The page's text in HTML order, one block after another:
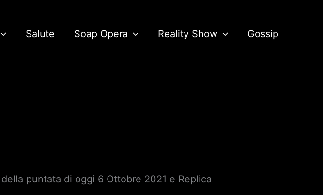
Salute Soap Opera Reality Show Gossip
puntata di oggi 6 Ottobre 2021 e Replica